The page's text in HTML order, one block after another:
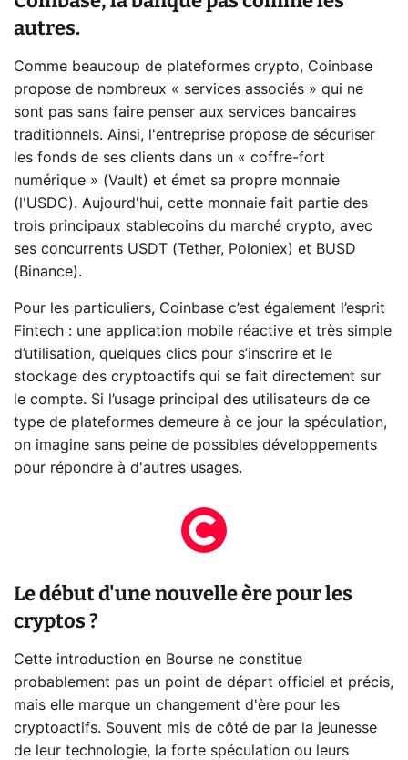
autres.
Comme beaucoup de plateformes crypto, Coinbase
propose de nombreux « services associés » qui ne
sont pas sans faire penser aux services bancaires
traditionnels. Ainsi, l'entreprise propose de sécuriser
les fonds de ses clients dans un « coffre-fort
numérique » (Vault) et émet sa propre monnaie
(l'USDC). Aujourd'hui, cette monnaie fait partie des
trois principaux stablecoins du marché crypto, avec
ses concurrents USDT (Tether, Poloniex) et BUSD
(Binance).
Pour les particuliers, Coinbase c’est également l’esprit
Fintech : une application mobile réactive et très simple
d’utilisation, quelques clics pour s’inscrire et le
stockage des cryptoactifs qui se fait directement sur
le compte. Si l’usage principal des utilisateurs de ce
type de plateformes demeure à ce jour la spéculation,
on imagine sans peine de possibles développements
pour répondre à d'autres usages.
Le début d'une nouvelle ère pour les
cryptos ?
Cette introduction en Bourse ne constitue
probablement pas un point de départ officiel et précis,
mais elle marque un changement d'ère pour les
cryptoactifs. Souvent mis de côté de par la jeunesse
de leur technologie, la forte spéculation ou leurs